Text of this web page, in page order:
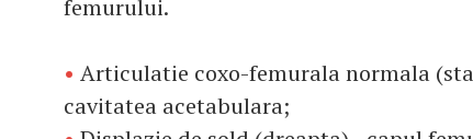
femurului.
• Articulatie coxo-femurala normala
cavitatea acetabulara;